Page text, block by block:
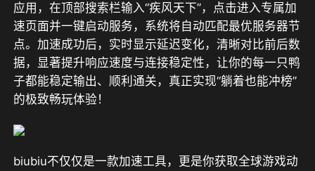
应用，在顶部搜索栏输入“疾风天下”，点击进入专属加
速页面并一键启动服务，系统将自动匹配最优服务器节
点。加速成功后，实时显示延迟变化，清晰对比前后数
据，显著提升响应速度与连接稳定性，让你的每一只鸭
子都能稳定输出、顺利通关，真正实现“躺着也能冲榜”
的极致畅玩体验！
biubiu不仅仅是一款加速工具，更是你获取全球游戏动